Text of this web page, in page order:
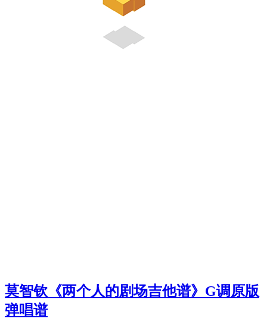
莫智钦《两个人的剧场吉他谱》G调原版
弹唱谱